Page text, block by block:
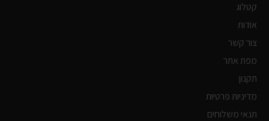
קטלוג
אודות
צור קשר
מפת אתר
תקנון
מדיניות פרטיות
תנאי משלוחים